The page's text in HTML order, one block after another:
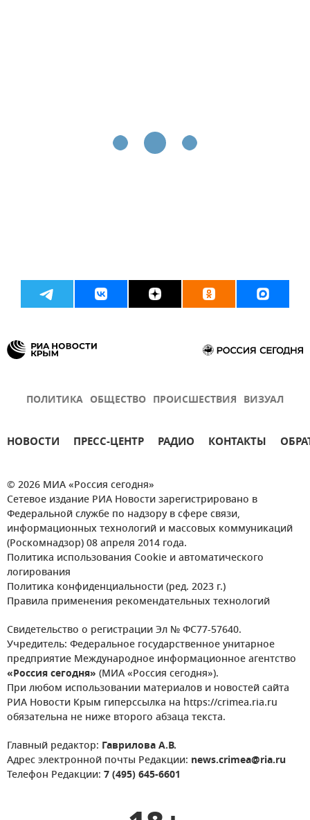
ПОЛИТИКА ОБЩЕСТВО ПРОИСШЕСТВИЯ ВИЗУАЛ
НОВОСТИ ПРЕСС-ЦЕНТР РАДИО КОНТАКТЫ
© 2026 МИА «Россия сегодня»
Сетевое издание РИА Новости зарегистрировано в
Федеральной службе по надзору в сфере связи,
информационных технологий и массовых коммуникаций
(Роскомнадзор) 08 апреля 2014 года.
Политика использования Cookie и автоматического
логирования
Политика конфиденциальности (ред. 2023 г.)
Правила применения рекомендательных технологий
Свидетельство о регистрации Эл № ФС77-57640.
Учредитель: Федеральное государственное унитарное
предприятие Международное информационное агентство
«Россия сегодня» (МИА «Россия сегодня»).
При любом использовании материалов и новостей сайта
РИА Новости Крым гиперссылка на https://crimea.ria.ru
обязательна не ниже второго абзаца текста.
Главный редактор: Гаврилова А.В.
Адрес электронной почты Редакции: news.crimea@ria.ru
Телефон Редакции: 7 (495) 645-6601